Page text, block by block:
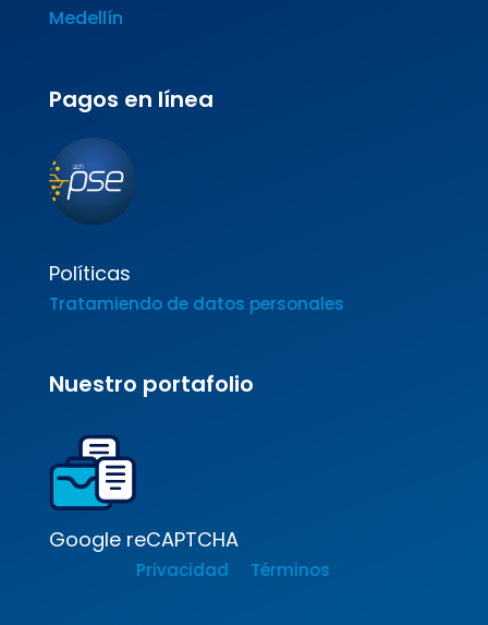
Medellín
Pagos en línea
Políticas
Tratamiendo de datos personales
Nuestro portafolio
Google reCAPTCHA
Privacidad Términos